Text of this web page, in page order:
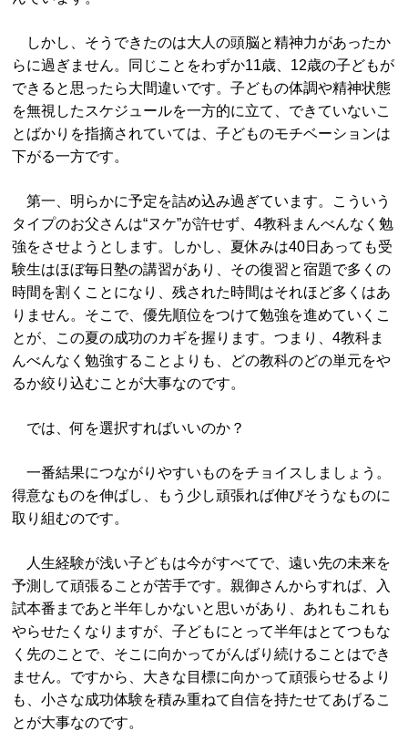
しかし、そうできたのは大人の頭脳と精神力があったか
らに過ぎません。同じことをわずか11歳、12歳の子どもが
できると思ったら大間違いです。子どもの体調や精神状態
を無視したスケジュールを一方的に立て、できていないこ
とばかりを指摘されていては、子どものモチベーションは
下がる一方です。
第一、明らかに予定を詰め込み過ぎています。こういう
タイプのお父さんは“ヌケ”が許せず、4教科まんべんなく勉
強をさせようとします。しかし、夏休みは40日あっても受
験生はほぼ毎日塾の講習があり、その復習と宿題で多くの
時間を割くことになり、残された時間はそれほど多くはあ
りません。そこで、優先順位をつけて勉強を進めていくこ
とが、この夏の成功のカギを握ります。つまり、4教科ま
んべんなく勉強することよりも、どの教科のどの単元をや
るか絞り込むことが大事なのです。
では、何を選択すればいいのか？
一番結果につながりやすいものをチョイスしましょう。
得意なものを伸ばし、もう少し頑張れば伸びそうなものに
取り組むのです。
人生経験が浅い子どもは今がすべてで、遠い先の未来を
予測して頑張ることが苦手です。親御さんからすれば、入
試本番まであと半年しかないと思いがあり、あれもこれも
やらせたくなりますが、子どもにとって半年はとてつもな
く先のことで、そこに向かってがんばり続けることはでき
ません。ですから、大きな目標に向かって頑張らせるより
も、小さな成功体験を積み重ねて自信を持たせてあげるこ
とが大事なのです。